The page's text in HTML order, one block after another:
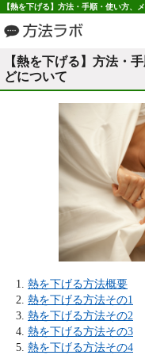
【熱を下げる】方法・手順・使い方、
【熱を下げる】方法・
どについて
熱を下げる方法概要
熱を下げる方法その1
熱を下げる方法その2
熱を下げる方法その3
熱を下げる方法その4